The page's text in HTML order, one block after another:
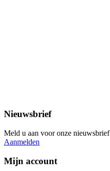
Nieuwsbrief
Meld u aan voor onze nieuwsbrief
Aanmelden
Mijn account